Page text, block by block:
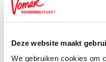
Deze website maakt
We gebruiken cookies om
50 ml honing
1 takje verse tijm